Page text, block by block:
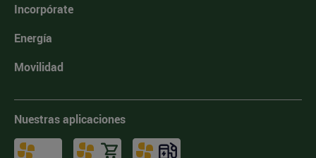
Incorpórate
Energía
Movilidad
Nuestras aplicaciones